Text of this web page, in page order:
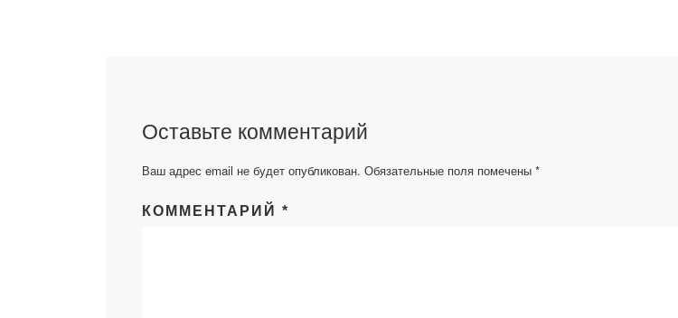
Академии «Bolashaq» […]
Оставьте комментарий
Ваш адрес email не будет опубликован. Обязательные поля помечены *
КОММЕНТАРИЙ *